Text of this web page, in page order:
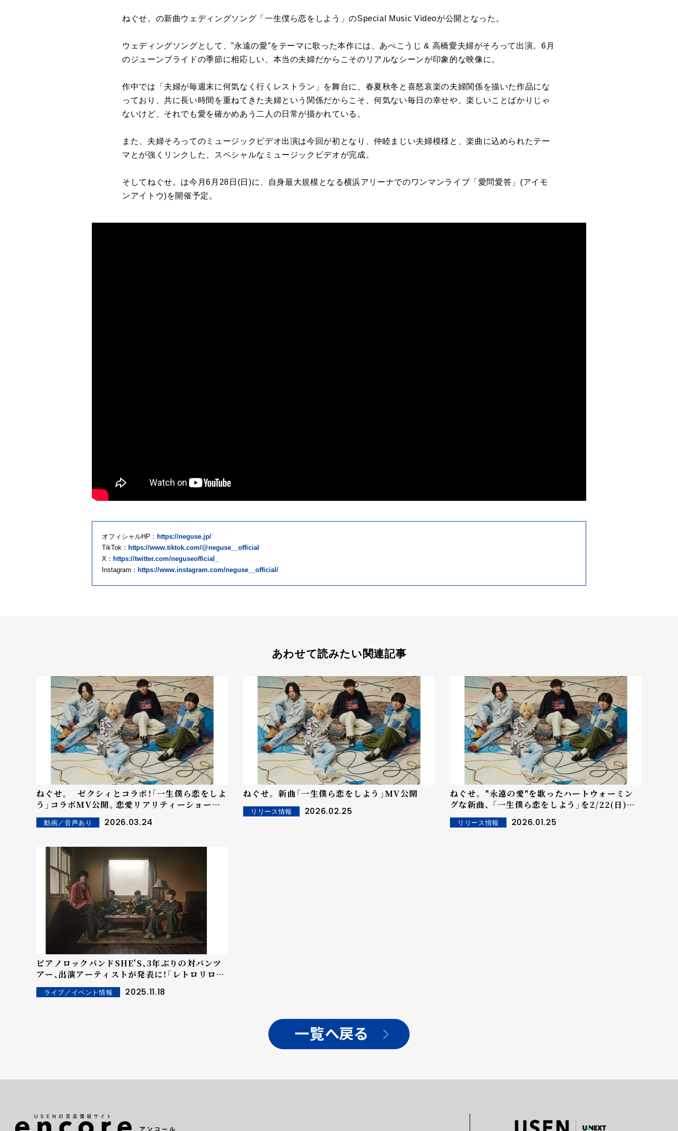
ねぐせ。の新曲ウェディングソング「一生僕ら恋をしよう」のSpecial Music Videoが公開となった。
ウェディングソングとして、”永遠の愛”をテーマに歌った本作には、あべこうじ & 高橋愛夫婦がそろって出演。6月
のジューンブライドの季節に相応しい、本当の夫婦だからこそのリアルなシーンが印象的な映像に。
作中では「夫婦が毎週末に何気なく行くレストラン」を舞台に、春夏秋冬と喜怒哀楽の夫婦関係を描いた作品にな
っており、共に長い時間を重ねてきた夫婦という関係だからこそ、何気ない毎日の幸せや、楽しいことばかりじゃ
ないけど、それでも愛を確かめあう二人の日常が描かれている。
また、夫婦そろってのミュージックビデオ出演は今回が初となり、仲睦まじい夫婦模様と、楽曲に込められたテー
マとが強くリンクした、スペシャルなミュージックビデオが完成。
そしてねぐせ。は今月6月28日(日)に、自身最大規模となる横浜アリーナでのワンマンライブ「愛問愛答」(アイモ
ンアイトウ)を開催予定。
オフィシャルHP： https://neguse.jp/
TikTok： https://www.tiktok.com/@neguse__official
X： https://twitter.com/neguseofficial_
Instagram： https://www.instagram.com/neguse__official/
あわせて読みたい関連記事
ねぐせ。 ゼクシィとコラボ！「一生僕ら恋をしよ
う」コラボMV公開。恋愛リアリティーショーで
話題の「あみ&こうへい」の結婚式や幸せな日常
をフィーチャー。
動画／音声あり 2026.03.24
ねぐせ。 新曲「一生僕ら恋をしよう」MV公開
リリース情報 2026.02.25
ねぐせ。 "永遠の愛"を歌ったハートウォーミン
グな新曲、 「一生僕ら恋をしよう」を2/22(日)配
信リリース！
リリース情報 2026.01.25
ピアノロックバンドSHE'S、3年ぶりの対バンツ
アー、出演アーティストが発表に！「レトロリロ
ン」「ねぐせ。」「NELKE」が出演！
ライブ／イベント情報 2025.11.18
一覧へ戻る